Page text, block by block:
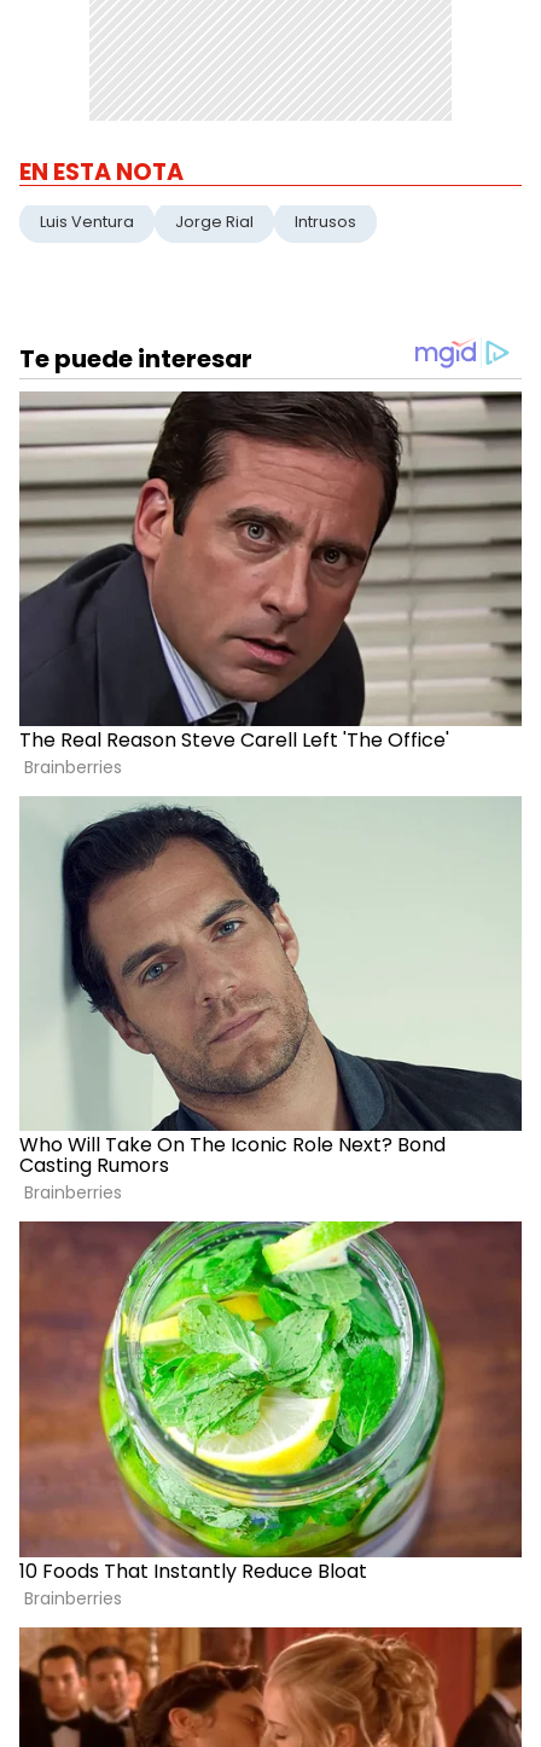
EN ESTA NOTA
Luis Ventura Jorge Rial Intrusos